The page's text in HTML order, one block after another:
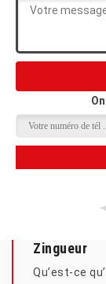
Zingueur
Qu’est-ce